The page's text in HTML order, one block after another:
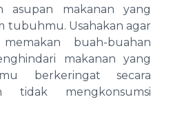
asupan makanan yang
tubuhmu. Usahakan agar
buah-buahan
makanan yang
berkeringat secara
tidak mengkonsumsi